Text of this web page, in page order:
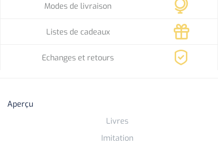
Modes de livraison
Listes de cadeaux
Echanges et retours
Aperçu
Livres
Imitation